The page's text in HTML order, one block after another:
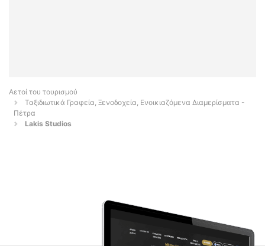
Αετοί του τουρισμού
Ταξιδιωτικά Γραφεία, Ξενοδοχεία, Ενοικιαζόμενα Διαμερίσματα -
Πέτρα
Lakis Studios